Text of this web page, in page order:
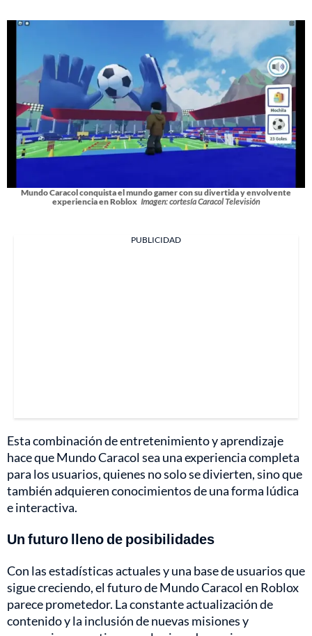
Mundo Caracol conquista el mundo gamer con su divertida y envolvente
experiencia en Roblox Imagen: cortesía Caracol Televisión
PUBLICIDAD
Esta combinación de entretenimiento y aprendizaje
hace que Mundo Caracol sea una experiencia completa
para los usuarios, quienes no solo se divierten, sino que
también adquieren conocimientos de una forma lúdica
e interactiva.
Un futuro lleno de posibilidades
Con las estadísticas actuales y una base de usuarios que
sigue creciendo, el futuro de Mundo Caracol en Roblox
parece prometedor. La constante actualización de
contenido y la inclusión de nuevas misiones y